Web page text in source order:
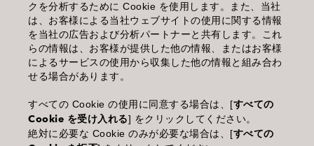
利用規約
個人情報保護指針
化粧品等の使用上の注意
商品に関するお問い合わせ TEL.03-3660-7590
(土・日・休日を除く 9:00-12:00 / 13:00-17:00)
※年末年始休業；12/30~1/4
クを分析するために Cookie を使用します。また、当社
は、お客様による当社ウェブサイトの使用に関する情報
を当社の広告および分析パートナーと共有します。これ
らの情報は、お客様が提供した他の情報、またはお客様
によるサービスの使用から収集した他の情報と組み合わ
せる場合があります。
すべての Cookie の使用に同意する場合は、[すべての
Cookie を受け入れる] をクリックしてください。
絶対に必要な Cookie のみが必要な場合は、[すべての